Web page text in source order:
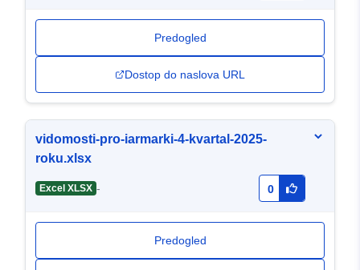
Predogled
Dostop do naslova URL
vidomosti-pro-iarmarki-4-kvartal-2025-
roku.xlsx
Excel XLSX - 0
Predogled